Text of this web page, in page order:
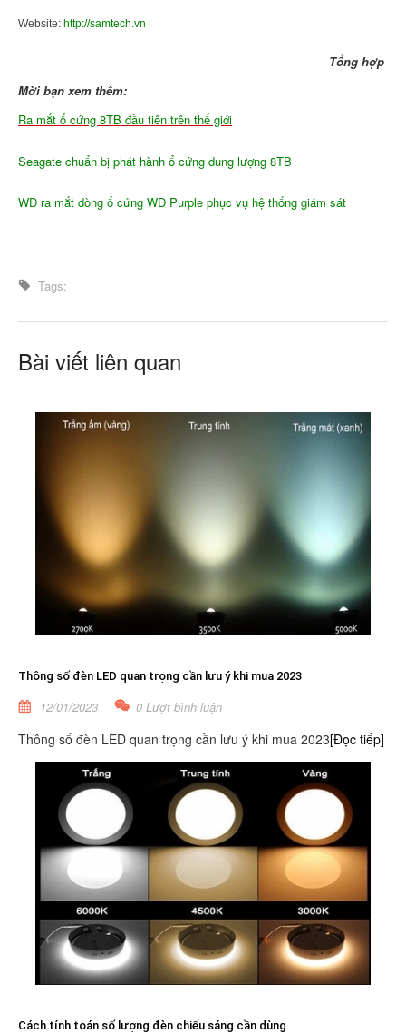
Website: http://samtech.vn
Tổng hợp
Mời bạn xem thêm:
Ra mắt ổ cứng 8TB đầu tiên trên thế giới
Seagate chuẩn bị phát hành ổ cứng dung lượng 8TB
WD ra mắt dòng ổ cứng WD Purple phục vụ hệ thống giám sát
Tags:
Bài viết liên quan
Thông số đèn LED quan trọng cần lưu ý khi mua 2023
12/01/2023 0 Lượt bình luận
Thông số đèn LED quan trọng cần lưu ý khi mua 2023[Đọc tiếp]
Cách tính toán số lượng đèn chiếu sáng cần dùng